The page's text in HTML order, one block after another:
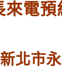
電預
北市